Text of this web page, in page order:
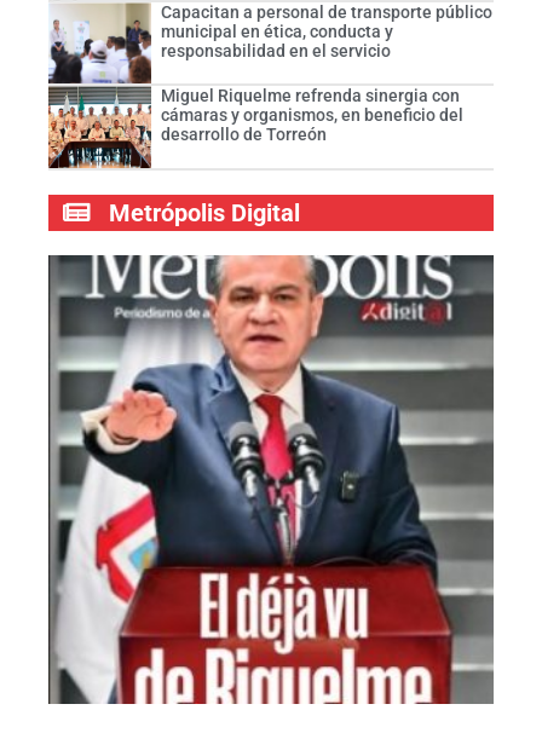
Capacitan a personal de transporte público
municipal en ética, conducta y
responsabilidad en el servicio
Miguel Riquelme refrenda sinergia con
cámaras y organismos, en beneficio del
desarrollo de Torreón
Metrópolis Digital